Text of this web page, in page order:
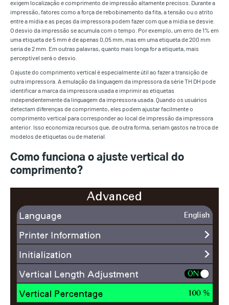
exigem localização e comprimento de impressão altamente precisos. Durante a
impressão, fatores como a força de rebobinamento da fita, a tensão ou o atrito
entre a mídia e as peças da impressora podem fazer com que a mídia se desvie.
O desvio da impressão se acumula com o tempo. Por exemplo, um erro de 1% em
uma etiqueta de 5 mm é de apenas 0,05 mm, mas em uma etiqueta de 200 mm
seria de 2 mm. Em outras palavras, quanto mais longa for a etiqueta, mais
perceptível será o desvio.
O ajuste do comprimento vertical é especialmente útil ao fazer a transição de
outra impressora. A emulação da linguagem da impressora da série TH DH pode
identificar a marca da impressora usada e imprimir as etiquetas
independentemente da linguagem da impressora usada. Quando os usuários
detectam diferenças de comprimento, eles podem ajustar facilmente o
comprimento vertical para corresponder ao local de impressão da impressora
anterior. Isso economiza recursos que, de outra forma, seriam gastos na troca de
modelos de etiquetas ou de material.
Como funciona o ajuste vertical do
comprimento?